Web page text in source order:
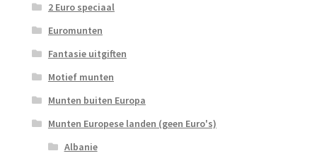
2 Euro speciaal
Euromunten
Fantasie uitgiften
Motief munten
Munten buiten Europa
Munten Europese landen (geen Euro's)
Albanie